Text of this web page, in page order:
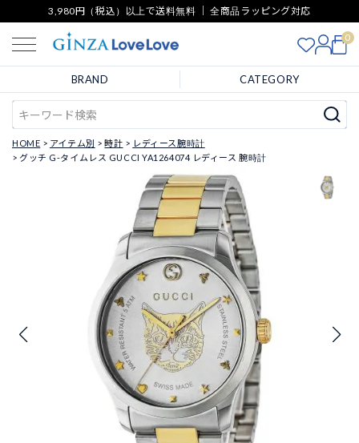
3,980円（税込）以上で送料無料 ｜ 全商品ラッピング対応
0
BRAND CATEGORY
HOME アイテム別 時計
レディース腕時計
グッチ G-タイムレス GUCCI YA1264074 レディース 腕時計